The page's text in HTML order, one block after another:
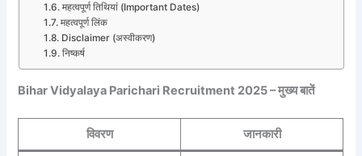
महत्वपूर्ण तिथियां (Important Dates)
महत्वपूर्ण लिंक
Disclaimer (अस्वीकरण)
निष्कर्ष
Bihar Vidyalaya Parichari Recruitment 2025 – मुख्य बातें
विवरण जानकारी